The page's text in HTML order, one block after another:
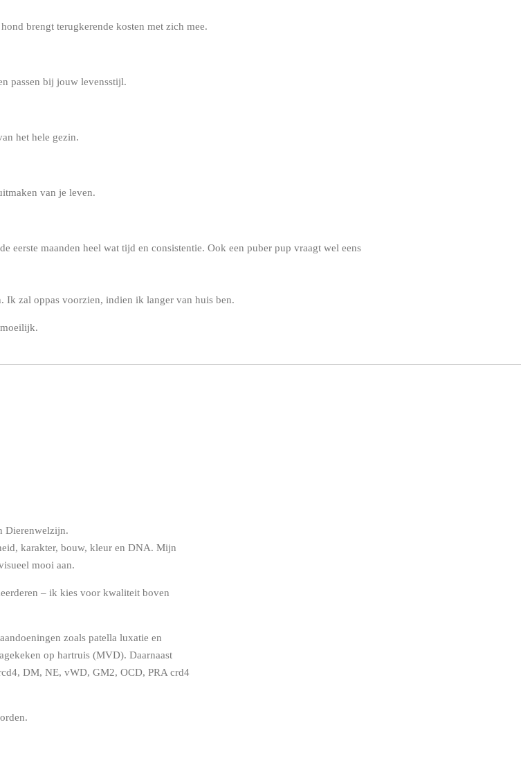
brengt terugkerende kosten met zich mee.
passen bij jouw levensstijl.
het hele gezin.
van je leven.
eerste maanden heel wat tijd en consistentie. Ook een puber pup vraagt wel eens
Ik zal oppas voorzien, indien ik langer van huis ben.
Dierenwelzijn.
karakter, bouw, kleur en DNA. Mijn
mooi aan.
– ik kies voor kwaliteit boven
zoals patella luxatie en
op hartruis (MVD). Daarnaast
DM, NE, vWD, GM2, OCD, PRA crd4